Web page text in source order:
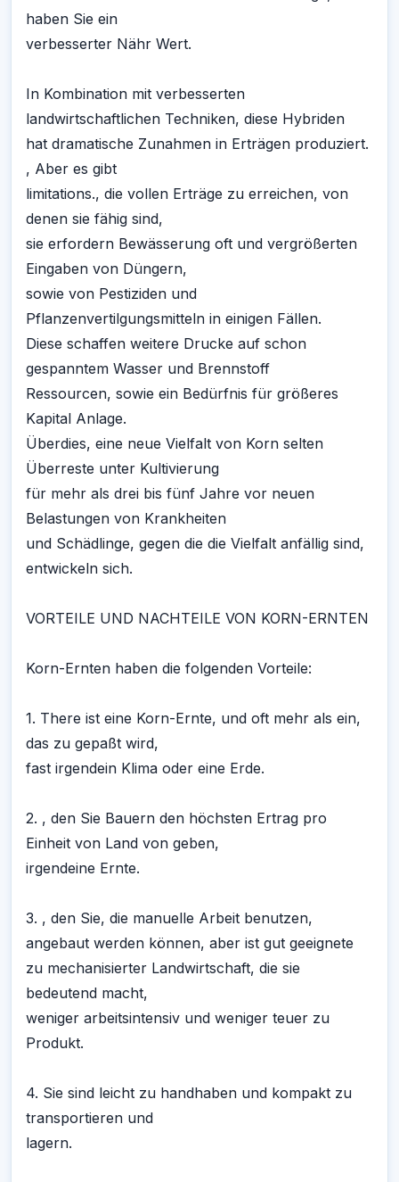
haben Sie ein
verbesserter Nähr Wert.
In Kombination mit verbesserten
landwirtschaftlichen Techniken, diese Hybriden
hat dramatische Zunahmen in Erträgen produziert.
, Aber es gibt
limitations., die vollen Erträge zu erreichen, von
denen sie fähig sind,
sie erfordern Bewässerung oft und vergrößerten
Eingaben von Düngern,
sowie von Pestiziden und
Pflanzenvertilgungsmitteln in einigen Fällen.
Diese schaffen weitere Drucke auf schon
gespanntem Wasser und Brennstoff
Ressourcen, sowie ein Bedürfnis für größeres
Kapital Anlage.
Überdies, eine neue Vielfalt von Korn selten
Überreste unter Kultivierung
für mehr als drei bis fünf Jahre vor neuen
Belastungen von Krankheiten
und Schädlinge, gegen die die Vielfalt anfällig sind,
entwickeln sich.
VORTEILE UND NACHTEILE VON KORN-ERNTEN
Korn-Ernten haben die folgenden Vorteile:
1. There ist eine Korn-Ernte, und oft mehr als ein,
das zu gepaßt wird,
fast irgendein Klima oder eine Erde.
2. , den Sie Bauern den höchsten Ertrag pro
Einheit von Land von geben,
irgendeine Ernte.
3. , den Sie, die manuelle Arbeit benutzen,
angebaut werden können, aber ist gut geeignete
zu mechanisierter Landwirtschaft, die sie
bedeutend macht,
weniger arbeitsintensiv und weniger teuer zu
Produkt.
4. Sie sind leicht zu handhaben und kompakt zu
transportieren und
lagern.